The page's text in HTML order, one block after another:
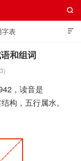

表
极简英语词典

和组词
，读音是
构，五行属水。